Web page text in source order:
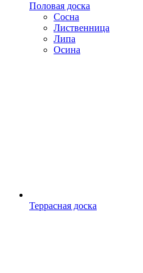
Половая доска
Сосна
Лиственница
Липа
Осина
Террасная доска